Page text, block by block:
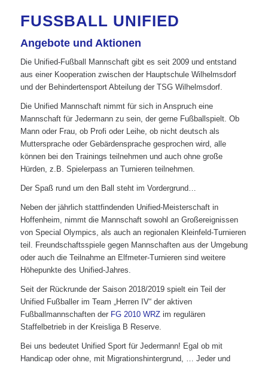
FUSSBALL UNIFIED
Angebote und Aktionen
Die Unified-Fußball Mannschaft gibt es seit 2009 und entstand
aus einer Kooperation zwischen der Hauptschule Wilhelmsdorf
und der Behindertensport Abteilung der TSG Wilhelmsdorf.
Die Unified Mannschaft nimmt für sich in Anspruch eine
Mannschaft für Jedermann zu sein, der gerne Fußballspielt. Ob
Mann oder Frau, ob Profi oder Leihe, ob nicht deutsch als
Muttersprache oder Gebärdensprache gesprochen wird, alle
können bei den Trainings teilnehmen und auch ohne große
Hürden, z.B. Spielerpass an Turnieren teilnehmen.
Der Spaß rund um den Ball steht im Vordergrund…
Neben der jährlich stattfindenden Unified-Meisterschaft in
Hoffenheim, nimmt die Mannschaft sowohl an Großereignissen
von Special Olympics, als auch an regionalen Kleinfeld-Turnieren
teil. Freundschaftsspiele gegen Mannschaften aus der Umgebung
oder auch die Teilnahme an Elfmeter-Turnieren sind weitere
Höhepunkte des Unified-Jahres.
Seit der Rückrunde der Saison 2018/2019 spielt ein Teil der
Unified Fußballer im Team „Herren IV“ der aktiven
Fußballmannschaften der FG 2010 WRZim regulären
Staffelbetrieb in der Kreisliga B Reserve.
Bei uns bedeutet Unified Sport für Jedermann! Egal ob mit
Handicap oder ohne, mit Migrationshintergrund, … Jeder und